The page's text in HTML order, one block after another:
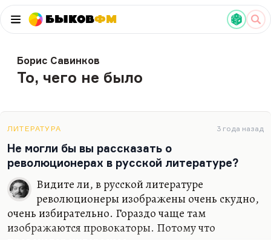
БыковФМ
Борис Савинков
То, чего не было
ЛИТЕРАТУРА 3 года назад
Не могли бы вы рассказать о
революционерах в русской литературе?
Видите ли, в русской литературе
революционеры изображены очень скудно,
очень избирательно. Гораздо чаще там
изображаются провокаторы. Потому что